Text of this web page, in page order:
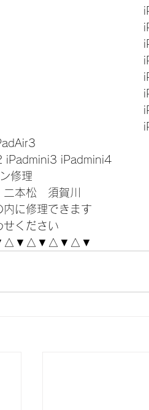
iPadmini3 iPadmini4
修理
本松　須賀川
内に修理できます
せください